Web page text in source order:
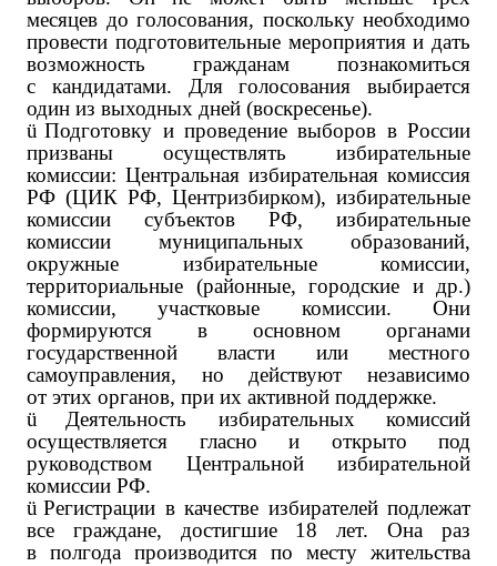
месяцев до голосования, поскольку необходимо
провести подготовительные мероприятия и дать
возможность гражданам познакомиться
с кандидатами. Для голосования выбирается
один из выходных дней (воскресенье).
ü Подготовку и проведение выборов в России
призваны осуществлять избирательные
комиссии: Центральная избирательная комиссия
РФ (ЦИК РФ, Центризбирком), избирательные
комиссии субъектов РФ, избирательные
комиссии муниципальных образований,
окружные избирательные комиссии,
территориальные (районные, городские и др.)
комиссии, участковые комиссии. Они
формируются в основном органами
государственной власти или местного
самоуправления, но действуют независимо
от этих органов, при их активной поддержке.
ü
Деятельность избирательных комиссий
осуществляется гласно и открыто под
руководством Центральной избирательной
комиссии РФ.
ü Регистрации в качестве избирателей подлежат
все граждане, достигшие 18 лет. Она раз
в полгода производится по месту жительства